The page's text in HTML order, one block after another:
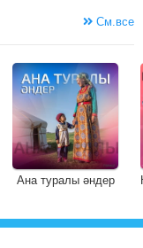
См.все
Ана туралы әндер